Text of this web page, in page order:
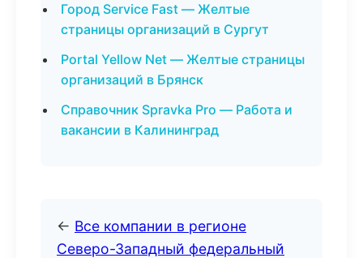
Город Service Fast — Желтые
страницы организаций в Сургут
Portal Yellow Net — Желтые страницы
организаций в Брянск
Справочник Spravka Pro — Работа и
вакансии в Калининград
← Все компании в регионе
Северо-Западный федеральный